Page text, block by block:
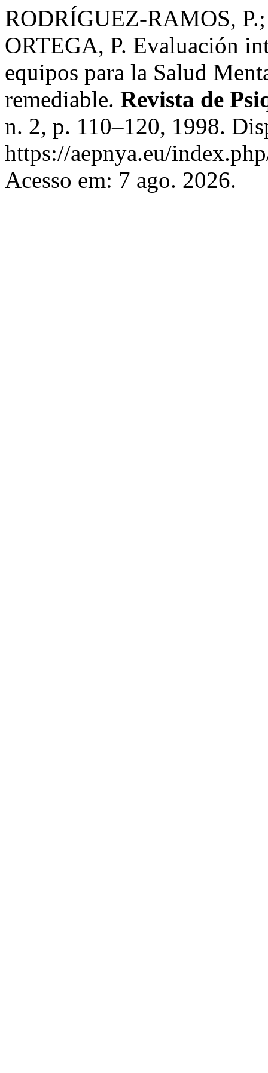
RODRÍGUEZ-RAMOS,
ORTEGA, P. Evaluación
equipos para la Salud
remediable. Revista de
n. 2, p. 110–120, 1998.
https://aepnya.eu/
Acesso em: 7 ago. 2026.